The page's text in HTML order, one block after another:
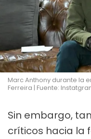
Marc Anthony durante la
Ferreira | Fuente:
Sin embargo,
críticos hacia la